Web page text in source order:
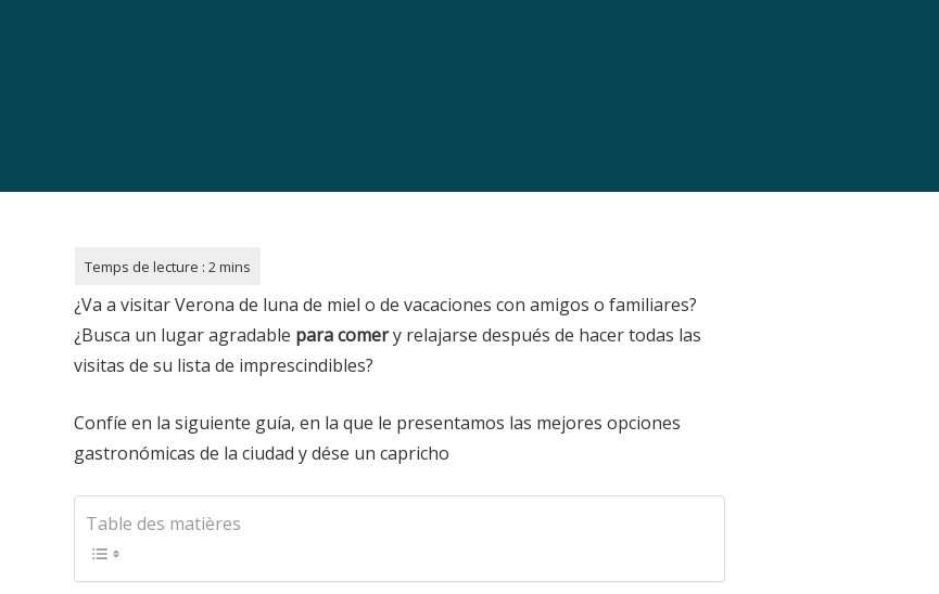
¿Va a visitar Verona de luna de miel o de vacaciones con amigos o familiares?
¿Busca un lugar agradable para comery relajarse después de hacer todas las
visitas de su lista de imprescindibles?
Confíe en la siguiente guía, en la que le presentamos las mejores opciones
gastronómicas de la ciudad y dése un capricho
Table des matières